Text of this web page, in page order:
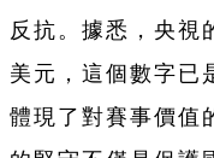
反抗。據悉，央視
美元，這個數字已
體現了對賽事價值